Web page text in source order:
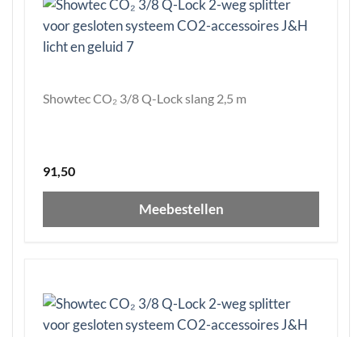
Showtec CO₂ 3/8 Q-Lock slang 2,5 m
91,50
Meebestellen